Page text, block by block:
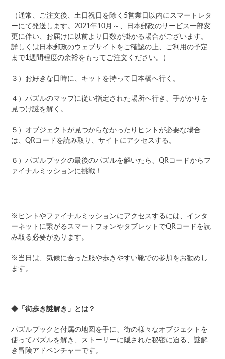
（通常、ご注文後、土日祝日を除く5営業日以内にスマートレタ
ーにて発送します。2021年10月～、日本郵政のサービス一部変
更に伴い、お届けに以前より日数が掛かる場合がございます。
詳しくは日本郵政のウェブサイトをご確認の上、ご利用の予定
まで1週間程度の余裕をもってご注文ください。）
３）お好きな日時に、キットを持って日本橋へ行く。
４）パズルのマップに従い指定された場所へ行き、手がかりを
見つけ謎を解く。
５）オブジェクトが見つからなかったりヒントが必要な場合
は、QRコードを読み取り、サイトにアクセスする。
６）パズルブックの最後のパズルを解いたら、QRコードからフ
ァイナルミッションに挑戦！
※ヒントやファイナルミッションにアクセスするには、インタ
ーネットに繋がるスマートフォンやタブレットでQRコードを読
み取る必要があります。
※当日は、気候に合った服や歩きやすい靴での参加をお勧めし
ます。
◆「街歩き謎解き」とは？
パズルブック と付属の地図を手に、街の様々なオブジェクトを
使ってパズルを解き、
ストーリーに隠された秘密に迫る
、謎解
き冒険アドベンチャーです。